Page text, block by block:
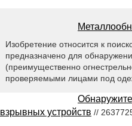
Изобретение относится к
предназначено для
(преимущественно
проверяемыми лицами под
взрывных устройств //